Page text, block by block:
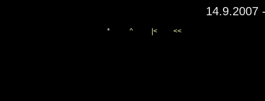
14.9.2007
* ^ |< <<